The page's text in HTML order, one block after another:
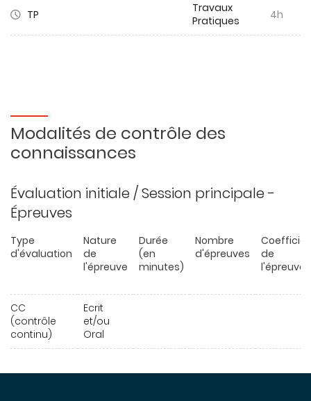
TP
Travaux
Pratiques
4h
Modalités de contrôle des
connaissances
Évaluation initiale / Session principale -
Épreuves
Type
d'évaluation
Nature
de
l'épreuve
Durée
(en
minutes)
Nombre
d'épreuves
de
l'épreuve
CC
(contrôle
continu)
Ecrit
et/ou
Oral